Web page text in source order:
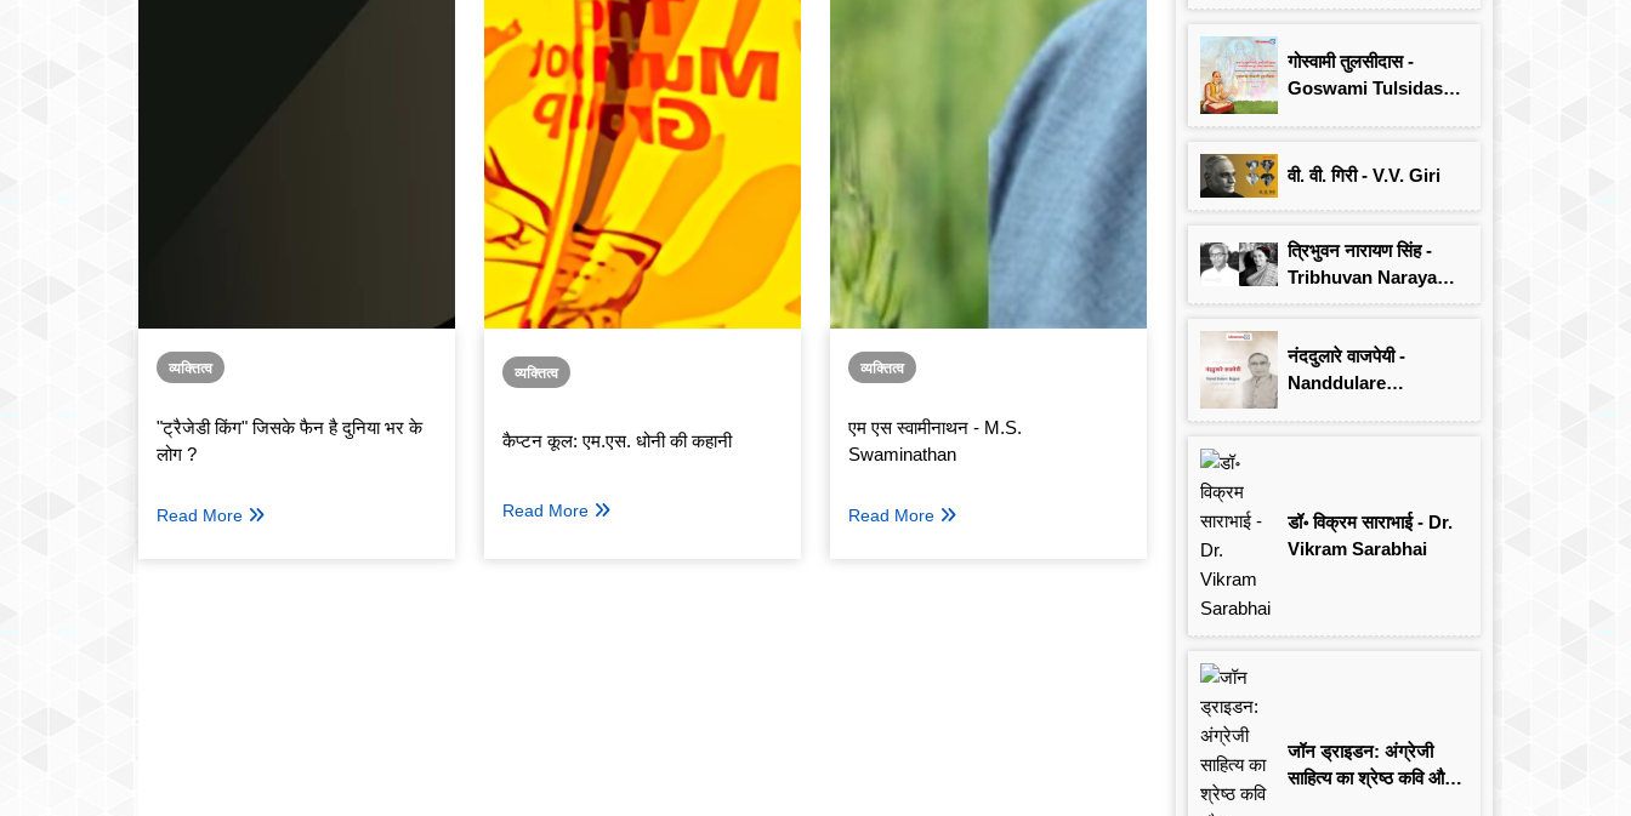
व्यक्तित्व
"ट्रैजेडी किंग" जिसके फैन है दुनिया भर के
लोग ?
Read More
व्यक्तित्व
कैप्टन कूल: एम.एस. धोनी की कहानी
Read More
व्यक्तित्व
एम एस स्वामीनाथन - M.S.
Swaminathan
Read More
गोस्वामी तुलसीदास -
Goswami Tulsidas:
वी. वी. गिरी - V.V. Giri
त्रिभुवन नारायण सिंह -
Tribhuvan Narayan
Singh
नंददुलारे वाजपेयी -
Nanddulare
डॉ॰ विक्रम साराभाई - Dr.
Vikram Sarabhai
जॉन ड्राइडन: अंग्रेजी
साहित्य का श्रेष्ठ कवि और